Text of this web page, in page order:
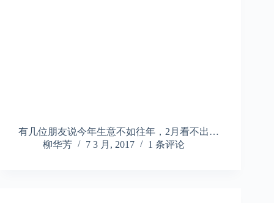
有几位朋友说今年生意不如往年，2月看不出…
柳华芳
7 3 月, 2017 1 条评论